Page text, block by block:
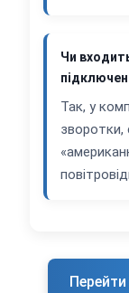
Чи
Так, у
зворотки,